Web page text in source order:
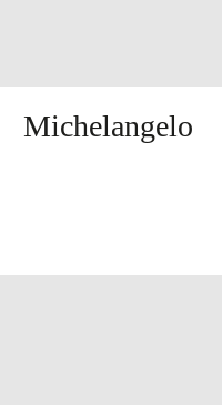
Michelangelo